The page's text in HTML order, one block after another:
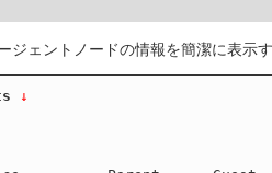
ジェントノードの情報を簡潔に表示
↓